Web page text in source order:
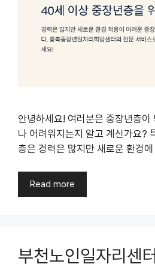
안녕하세요! 여러분은 중장년층
나 어려워지는지 알고 계신가요?
층은 경력은 많지만 새로운 환경
Read more
부천노인일자리센